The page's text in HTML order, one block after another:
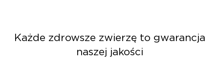
Każde zdrowsze zwierzę to gwarancja
naszej jakości